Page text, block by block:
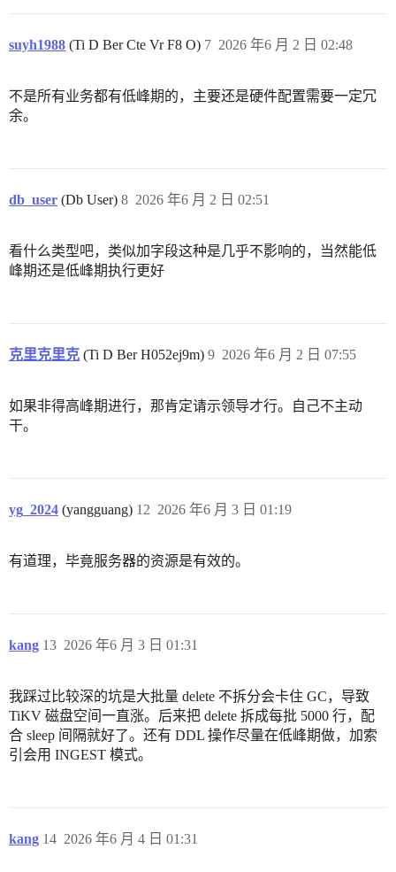
suyh1988 (Ti D Ber Cte Vr F8 O) 2026 年6 月 2 日 02:48
7
不是所有业务都有低峰期的，主要还是硬件配置需要一定冗
余。
db_user (Db User) 2026 年6 月 2 日 02:51
8
看什么类型吧，类似加字段这种是几乎不影响的，当然能低
峰期还是低峰期执行更好
克里克里克 (Ti D Ber H052ej9m) 2026 年6 月 2 日 07:55
9
如果非得高峰期进行，那肯定请示领导才行。自己不主动
干。
yg_2024 (yangguang) 2026 年6 月 3 日 01:19
12
有道理，毕竟服务器的资源是有效的。
kang 2026 年6 月 3 日 01:31
13
我踩过比较深的坑是大批量 delete 不拆分会卡住 GC，导致
TiKV 磁盘空间一直涨。后来把 delete 拆成每批 5000 行，配
合 sleep 间隔就好了。还有 DDL 操作尽量在低峰期做，加索
引会用 INGEST 模式。
kang 2026 年6 月 4 日 01:31
14